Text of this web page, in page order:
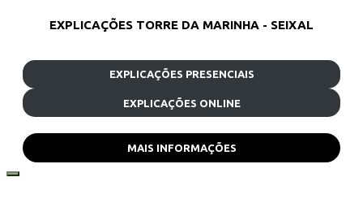
EXPLICAÇÕES TORRE DA MARINHA - SEIXAL
EXPLICAÇÕES PRESENCIAIS
EXPLICAÇÕES ONLINE
MAIS INFORMAÇÕES